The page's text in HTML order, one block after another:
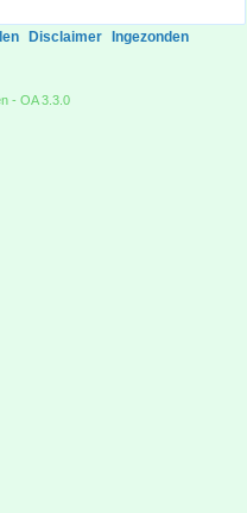
Disclaimer Ingezonden
- OA 3.3.0